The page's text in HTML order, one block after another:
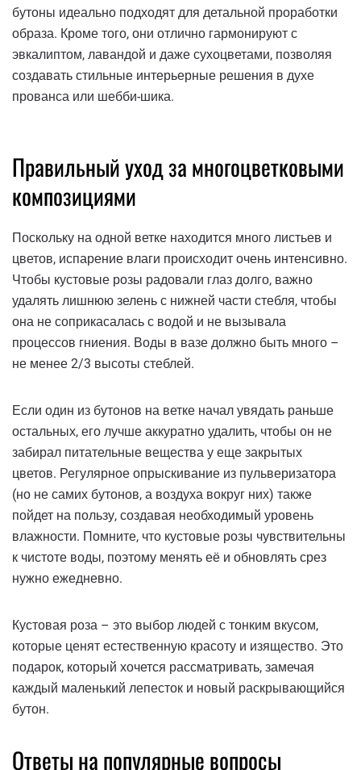
бутоны идеально подходят для детальной проработки
образа. Кроме того, они отлично гармонируют с
эвкалиптом, лавандой и даже сухоцветами, позволяя
создавать стильные интерьерные решения в духе
прованса или шебби-шика.
Правильный уход за многоцветковыми
композициями
Поскольку на одной ветке находится много листьев и
цветов, испарение влаги происходит очень интенсивно.
Чтобы кустовые розы радовали глаз долго, важно
удалять лишнюю зелень с нижней части стебля, чтобы
она не соприкасалась с водой и не вызывала
процессов гниения. Воды в вазе должно быть много –
не менее 2/3 высоты стеблей.
Если один из бутонов на ветке начал увядать раньше
остальных, его лучше аккуратно удалить, чтобы он не
забирал питательные вещества у еще закрытых
цветов. Регулярное опрыскивание из пульверизатора
(но не самих бутонов, а воздуха вокруг них) также
пойдет на пользу, создавая необходимый уровень
влажности. Помните, что кустовые розы чувствительны
к чистоте воды, поэтому менять её и обновлять срез
нужно ежедневно.
Кустовая роза – это выбор людей с тонким вкусом,
которые ценят естественную красоту и изящество. Это
подарок, который хочется рассматривать, замечая
каждый маленький лепесток и новый раскрывающийся
бутон.
Ответы на популярные вопросы